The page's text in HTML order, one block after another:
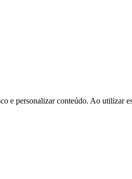
e personalizar conteúdo. Ao utilizar